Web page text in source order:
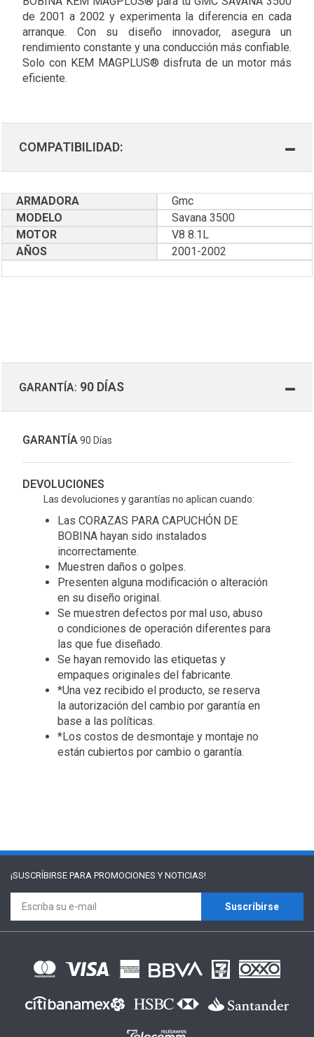
de 2001 a 2002 y experimenta la diferencia en cada
arranque. Con su diseño innovador, asegura un
rendimiento constante y una conducción más confiable.
Solo con KEM MAGPLUS® disfruta de un motor más
eficiente.
COMPATIBILIDAD:
ARMADORA
Gmc
MODELO
Savana 3500
MOTOR
V8 8.1L
AÑOS
2001-2002
GARANTÍA: 90 DÍAS
GARANTÍA 90 Días
DEVOLUCIONES
Las devoluciones y garantías no aplican cuando:
Las CORAZAS PARA CAPUCHÓN DE
BOBINA hayan sido instalados
incorrectamente.
Muestren daños o golpes.
Presenten alguna modificación o alteración
en su diseño original.
Se muestren defectos por mal uso, abuso
o condiciones de operación diferentes para
las que fue diseñado.
Se hayan removido las etiquetas y
empaques originales del fabricante.
*Una vez recibido el producto, se reserva
la autorización del cambio por garantía en
base a las políticas.
*Los costos de desmontaje y montaje no
están cubiertos por cambio o garantía.
¡SUSCRÍBIRSE PARA PROMOCIONES Y NOTICIAS!
Suscríbirse